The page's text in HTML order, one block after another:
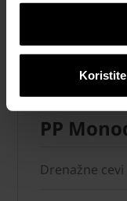
PP
Drenažne cevi